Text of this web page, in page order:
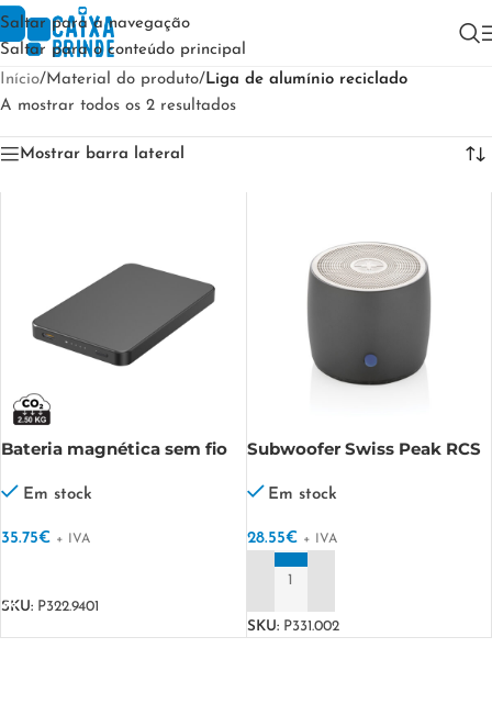
Saltar para a navegação
Saltar para o conteúdo principal
Início/Material do produto/Liga de alumínio reciclado
A mostrar todos os 2 resultados
Mostrar barra lateral
Bateria magnética sem fio
mAhEm stock
35.75€ + IVA
SKU: P322.9401
Subwoofer Swiss Peak RCS
Em stock
28.55€ + IVA
SKU: P331.002